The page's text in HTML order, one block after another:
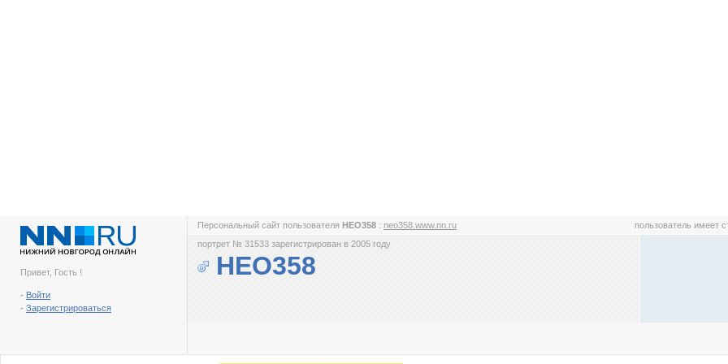
Привет, Гость !
- Войти
- Зарегистрироваться
Персональный сайт пользователя НЕО358 : neo358.www.nn.ru пользователь имеет
портрет № 31533 зарегистрирован в 2005 году
НЕО358